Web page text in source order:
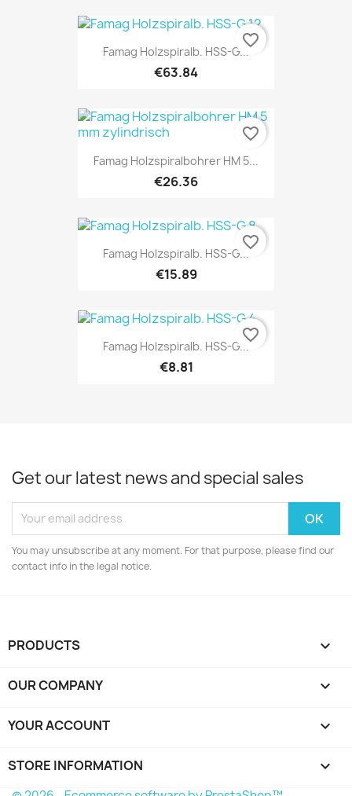
Famag Holzspiralb. HSS-G...
€63.84
favorite_border
Famag Holzspiralbohrer HM 5...
€26.36
favorite_border
Famag Holzspiralb. HSS-G...
€15.89
favorite_border
Famag Holzspiralb. HSS-G...
€8.81
favorite_border
Get our latest news and special sales
You may unsubscribe at any moment. For that purpose, please find our
contact info in the legal notice.
PRODUCTS 
OUR COMPANY 
YOUR ACCOUNT 
STORE INFORMATION keyboard_arrow_down